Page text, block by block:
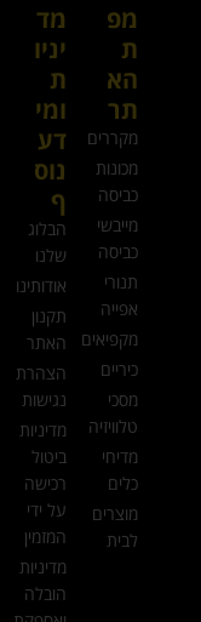
מפ
ת
הא
תר
מקררים
מכונות
כביסה
מייבשי
כביסה
תנורי
אפייה
מקפיאים
כיריים
מסכי
טלוויזיה
מדיחי
כלים
מוצרים
לבית
מד
יניו
ת
ומי
דע
נוס
ף
הבלוג
שלנו
אודותינו
תקנון
האתר
הצהרת
נגישות
מדיניות
ביטול
רכישה
על ידי
המזמין
מדיניות
הובלה